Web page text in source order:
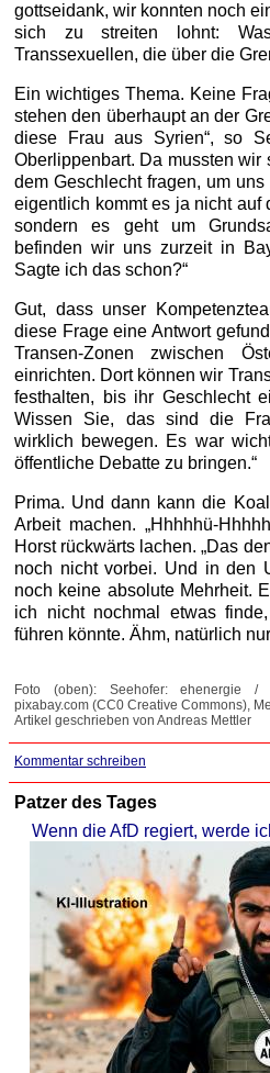
gottseidank, wir konnten noch
sich zu streiten lohnt:
Transsexuellen, die über die
Ein wichtiges Thema. Keine
stehen den überhaupt an der
diese Frau aus Syrien“, so
Oberlippenbart. Da mussten wir
dem Geschlecht fragen, um
eigentlich kommt es ja nicht auf
sondern es geht um
befinden wir uns zurzeit in
Sagte ich das schon?“
Gut, dass unser
diese Frage eine Antwort
Transen-Zonen zwischen
einrichten. Dort können wir
festhalten, bis ihr Geschlecht
Wissen Sie, das sind die
wirklich bewegen. Es war
öffentliche Debatte zu bringen.“
Prima. Und dann kann die
Arbeit machen. „Hhhhhü-
Horst rückwärts lachen. „Das
noch nicht vorbei. Und in den
noch keine absolute Mehrheit.
ich nicht nochmal etwas
führen könnte. Ähm, natürlich
Foto (oben): Seehofer: ehenergie /
pixabay.com (CC0 Creative Commons),
Artikel geschrieben von Andreas Mettler
Kommentar schreiben
Patzer des Tages
Wenn die AfD regiert, werde